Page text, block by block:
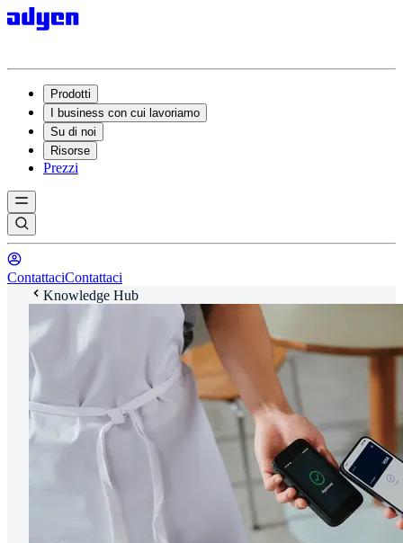
Prodotti
I business con cui lavoriamo
Su di noi
Risorse
Prezzi
ContattaciContattaci
Knowledge Hub